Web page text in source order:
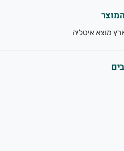
מוצא איטליה